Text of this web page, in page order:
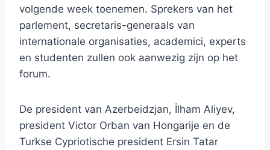
volgende week toenemen. Sprekers van het
parlement, secretaris-generaals van
internationale organisaties, academici, experts
en studenten zullen ook aanwezig zijn op het
forum.
De president van Azerbeidzjan, İlham Aliyev,
president Victor Orban van Hongarije en de
Turkse Cypriotische president Ersin Tatar